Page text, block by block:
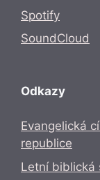
Spotify
SoundCloud
Odkazy
Evangelická
republice
Letní biblická